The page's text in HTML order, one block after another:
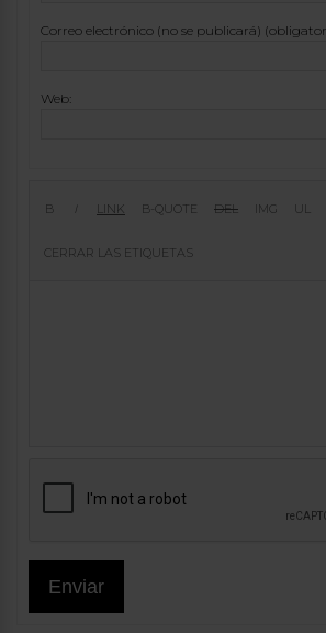
Correo electrónico (no se publicará)
Web:
Enviar